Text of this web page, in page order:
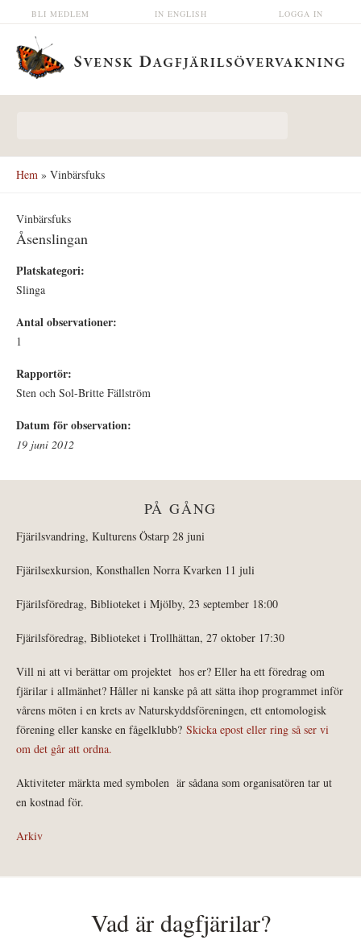
Hoppa till huvudinnehåll LOGGA IN
IN ENGLISH
BLI MEDLEM
Hem » Vinbärsfuks
Vinbärsfuks
Åsenslingan
Platskategori:
Slinga
Antal observationer:
1
Rapportör:
Sten och Sol-Britte Fällström
Datum för observation:
19 juni 2012
PÅ GÅNG
Fjärilsvandring, Kulturens Östarp 28 juni
Fjärilsexkursion, Konsthallen Norra Kvarken 11 juli
Fjärilsföredrag, Biblioteket i Mjölby, 23 september 18:00
Fjärilsföredrag, Biblioteket i Trollhättan, 27 oktober 17:30
Vill ni att vi berättar om projektet hos er? Eller ha ett föredrag om
fjärilar i allmänhet? Håller ni kanske på att sätta ihop programmet inför
vårens möten i en krets av Naturskyddsföreningen, ett entomologisk
förening eller kanske en fågelklubb? Skicka epost eller ring så ser vi
om det går att ordna.
Aktiviteter märkta med symbolen är sådana som organisatören tar ut
en kostnad för.
Arkiv
Vad är dagfjärilar?